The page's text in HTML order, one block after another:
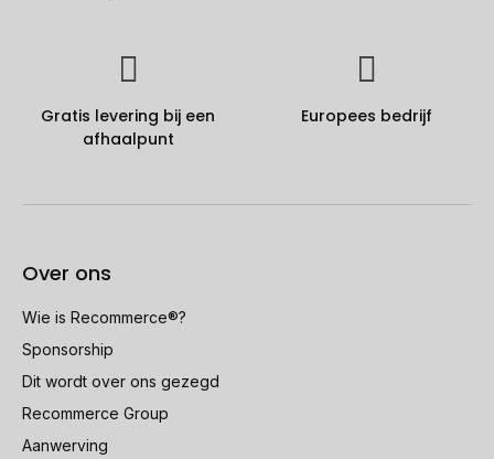
Gratis levering bij een
afhaalpunt
Europees bedrijf
Over ons
Wie is Recommerce®?
Sponsorship
Dit wordt over ons gezegd
Recommerce Group
Aanwerving